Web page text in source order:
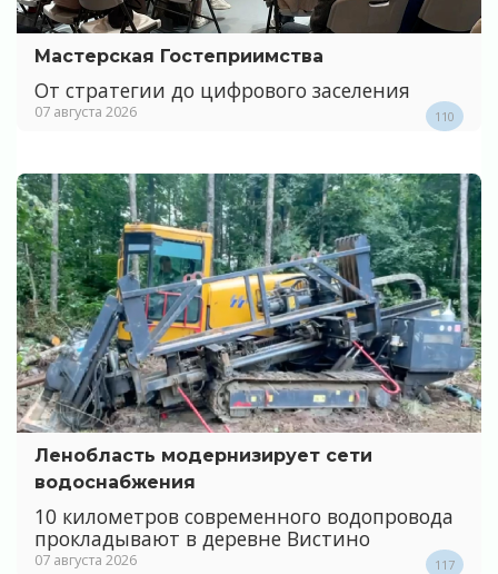
Мастерская Гостеприимства
От стратегии до цифрового заселения
07 августа 2026 110
Ленобласть модернизирует сети
водоснабжения
10 километров современного водопровода
прокладывают в деревне Вистино
07 августа 2026 117